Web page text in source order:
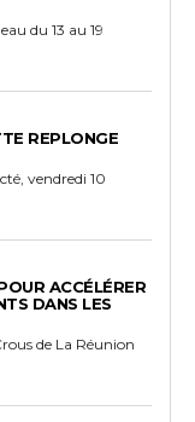
du 13 au 19
REPLONGE
vendredi 10
ACCÉLÉRER
DANS LES
de La Réunion